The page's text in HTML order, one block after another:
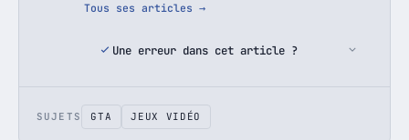
Tous ses articles →
Une erreur dans cet article ?
SUJETS GTA JEUX VIDÉO